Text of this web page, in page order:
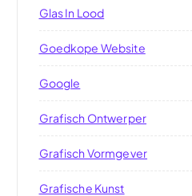
Glas In Lood
Goedkope Website
Google
Grafisch Ontwerper
Grafisch Vormgever
Grafische Kunst